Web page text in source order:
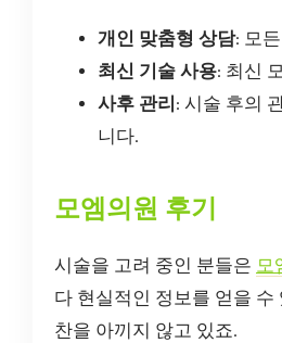
개인 맞춤형 상담: 모
최신 기술 사용: 최신
사후 관리 : 시술 후의
니다.
모엠의원 후기
시술을 고려 중인 분들은 모
다 현실적인 정보를 얻을
찬을 아끼지 않고 있죠.